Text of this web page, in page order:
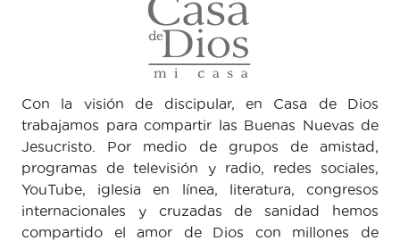
Con la visión de discipular, en Casa de Dios
trabajamos para compartir las Buenas Nuevas de
Jesucristo. Por medio de grupos de amistad,
programas de televisión y radio, redes sociales,
YouTube, iglesia en línea, literatura, congresos
internacionales y cruzadas de sanidad hemos
compartido el amor de Dios con millones de